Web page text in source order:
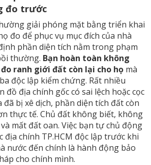
đo trước
giải phóng mặt bằng triển khai
đo để phục vụ mục đích của nhà
phần diện tích nằm trong phạm
thường. Bạn hoàn toàn không
ranh giới đất còn lại cho họ mà
độc lập kiểm chứng. Rất nhiều
địa chính gốc có sai lệch hoặc cọc
bị xê dịch, phần diện tích đất còn
thực tế. Chủ đất không biết, không
mất đất oan. Việc bạn tự chủ động
địa chính TP.HCM độc lập trước khi
nước đến chính là hành động bảo
cho chính mình.